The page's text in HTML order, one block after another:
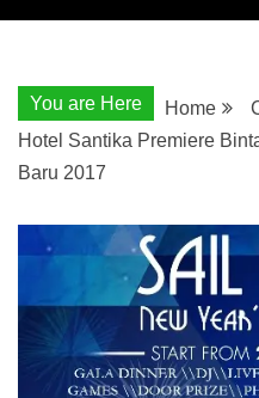
You are Here Home
Hotel Santika Premiere
Baru 2017